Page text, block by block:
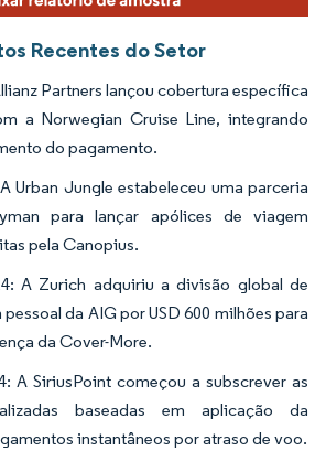
Recentes do Setor
Partners lançou cobertura específica
a Norwegian Cruise Line, integrando
do pagamento.
Urban Jungle estabeleceu uma parceria
para lançar apólices de viagem
pela Canopius.
A Zurich adquiriu a divisão global de
da AIG por USD 600 milhões para
da Cover-More.
A SiriusPoint começou a subscrever as
baseadas em aplicação da
instantâneos por atraso de voo.